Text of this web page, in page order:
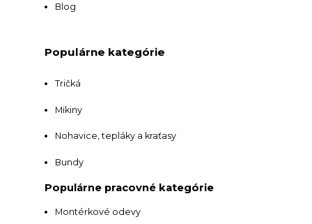
Blog
Populárne kategórie
Tričká
Mikiny
Nohavice, tepláky a kraťasy
Bundy
Populárne pracovné kategórie
Montérkové odevy